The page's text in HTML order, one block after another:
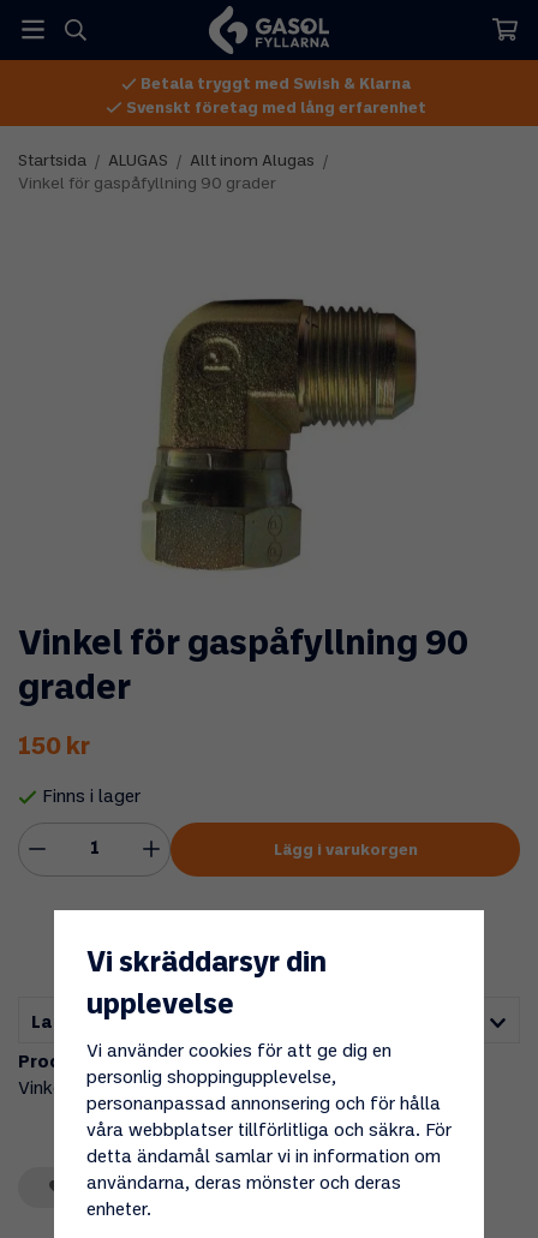
Betala tryggt med Swish & Klarna
Svenskt företag med lång erfarenhet
Startsida / ALUGAS / Allt inom Alugas
/
Vinkel för gaspåfyllning 90 grader
Vinkel för gaspåfyllning 90
grader
150 kr
Finns i lager
Lägg i varukorgen
Lagerstatus i butik
Produktbeskrivning:
Vinkel 90grd för fyllningsslang
Spara som favorit
Vi skräddarsyr din
upplevelse
Vi använder cookies för att ge dig en
personlig shoppingupplevelse,
personanpassad annonsering och för hålla
våra webbplatser tillförlitliga och säkra. För
detta ändamål samlar vi in information om
användarna, deras mönster och deras
enheter.